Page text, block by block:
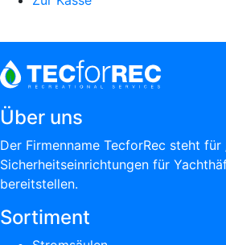
Über uns
Der Firmenname TecforRec steht
Sicherheitseinrichtungen für
bereitstellen.
Sortiment